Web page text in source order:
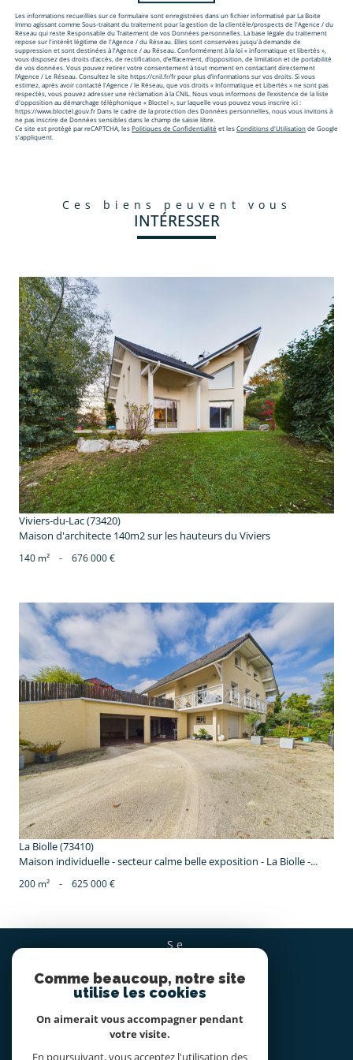
Les informations recueillies sur ce formulaire sont enregistrées dans un fichier informatisé par La Boite
Immo agissant comme Sous-traitant du traitement pour la gestion de la clientèle/prospects de l'Agence / du
Réseau qui reste Responsable du Traitement de vos Données personnelles. La base légale du traitement
repose sur l'intérêt légitime de l'Agence / du Réseau. Elles sont conservées jusqu'à demande de
suppression et sont destinées à l'Agence / au Réseau. Conformément à la loi « informatique et libertés »,
vous disposez des droits d’accès, de rectification, d’effacement, d’opposition, de limitation et de portabilité
de vos données. Vous pouvez retirer votre consentement à tout moment en contactant directement
l’Agence / Le Réseau. Consultez le site https://cnil.fr/fr pour plus d’informations sur vos droits. Si vous
estimez, après avoir contacté l'Agence / le Réseau, que vos droits « Informatique et Libertés » ne sont pas
respectés, vous pouvez adresser une réclamation à la CNIL. Nous vous informons de l’existence de la liste
d'opposition au démarchage téléphonique « Bloctel », sur laquelle vous pouvez vous inscrire ici :
https://www.bloctel.gouv.fr Dans le cadre de la protection des Données personnelles, nous vous invitons à
ne pas inscrire de Données sensibles dans le champ de saisie libre.
Ce site est protégé par reCAPTCHA, lesPolitiques de Confidentialité et lesConditions d'Utilisationde Google
s'appliquent.
ces biens peuvent vous
INTÉRESSER
voir le bien
Viviers-du-Lac (73420)
Maison d'architecte 140m2 sur les hauteurs du Viviers
140 m² - 676 000 €
voir le bien
La Biolle (73410)
Maison individuelle - secteur calme belle exposition - La Biolle -...
200 m² - 625 000 €
se
espace propriétaire
nous
SUIVRE
Comme beaucoup, notre site
utilise les cookies
On aimerait vous accompagner pendant
votre visite.
En poursuivant, vous acceptez l'utilisation des